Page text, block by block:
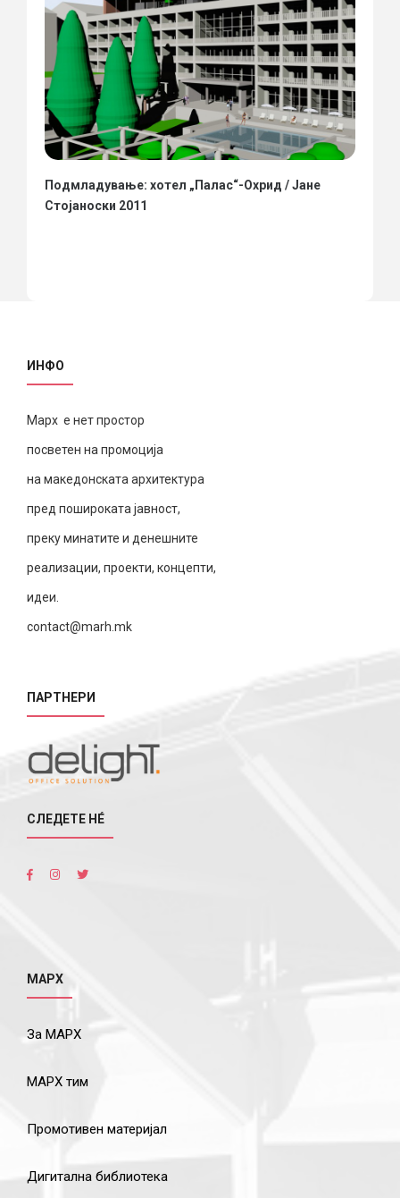
Подмладување: хотел „Палас“-Охрид / Јане
Стојаноски 2011
ИНФО
Марх е нет простор
посветен на промоција
на македонската архитектура
пред пошироката јавност,
преку минатите и денешните
реализации, проекти, концепти,
идеи.
contact@marh.mk
ПАРТНЕРИ
СЛЕДЕТЕ НÉ
МАРХ
За МАРХ
МАРХ тим
Промотивен материјал
Дигитална библиотека